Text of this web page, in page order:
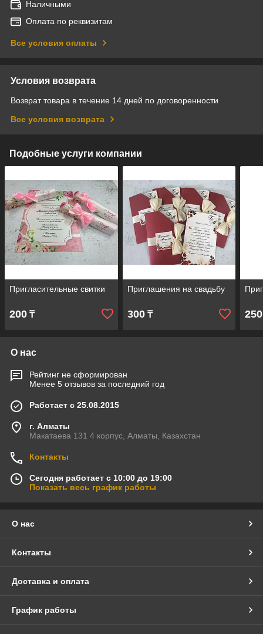
Наличными
Оплата по реквизитам
Все условия оплаты
Условия возврата
Возврат товара в течение 14 дней по договоренности
Все условия возврата
Подобные услуги компании
Пригласительные свитки
200 ₸
Приглашения на свадьбу
300₸ 250
О нас
Рейтинг не сформирован
Менее 5 отзывов за последний год
Работает с 25.08.2015
г. Алматы
Макатаева 131 4 корпус, Алматы, Казахстан
Контакты
Сегодня работает с 10:00 до 19:00
Показать весь график работы
О нас
Контакты
Доставка и оплата
График работы